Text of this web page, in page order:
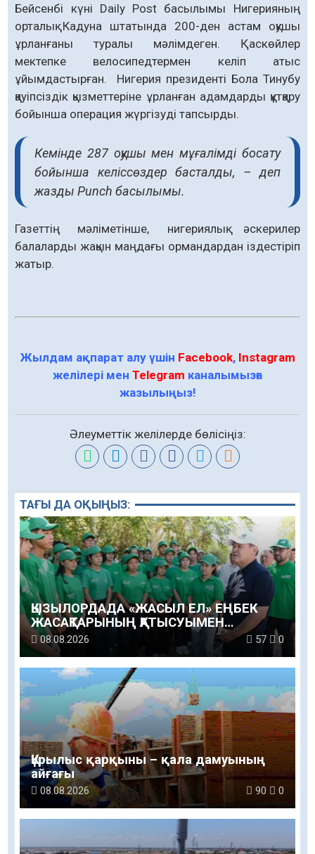
Бейсенбі күні Daily Post басылымы Нигерияның
орталық Кадуна штатында 200-ден астам оқушы
ұрланғаны туралы мәлімдеген. Қаскөйлер
мектепке велосипедтермен келіп атыс
ұйымдастырған. Нигерия президенті Бола Тинубу
қауіпсіздік қызметтеріне ұрланған адамдарды құтқару
бойынша операция жүргізуді тапсырды.
Кемінде 287 оқушы мен мұғалімді босату
бойынша келіссөздер басталды, – деп
жазды Punch басылымы.
Газеттің мәліметінше, нигериялық әскерилер
балаларды жақын маңдағы ормандардан іздестіріп
жатыр.
Жылдам ақпарат алу үшін Facebook, Instagram
желілері мен Telegram каналымызға
жазылыңыз!
Әлеуметтік желілерде бөлісіңіз:
ТАҒЫ ДА ОҚЫҢЫЗ:
ҚЫЗЫЛОРДАДА «ЖАСЫЛ ЕЛ» ЕҢБЕК
ЖАСАҚТАРЫНЫҢ ҚАТЫСУЫМЕН
ЭКОЛОГИЯЛЫҚ СЕНБІЛІК ӨТТІ
08.08.2026 57 0
Құрылыс қарқыны – қала дамуының
айғағы
08.08.2026 90 0